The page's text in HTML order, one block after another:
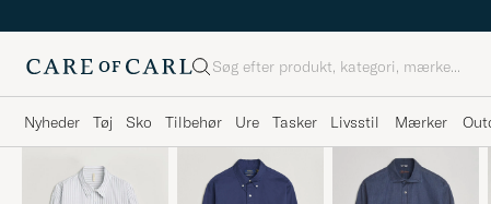
Søg
Nyheder Tøj Sko Tilbehør Ure Tasker Livsstil Mærker